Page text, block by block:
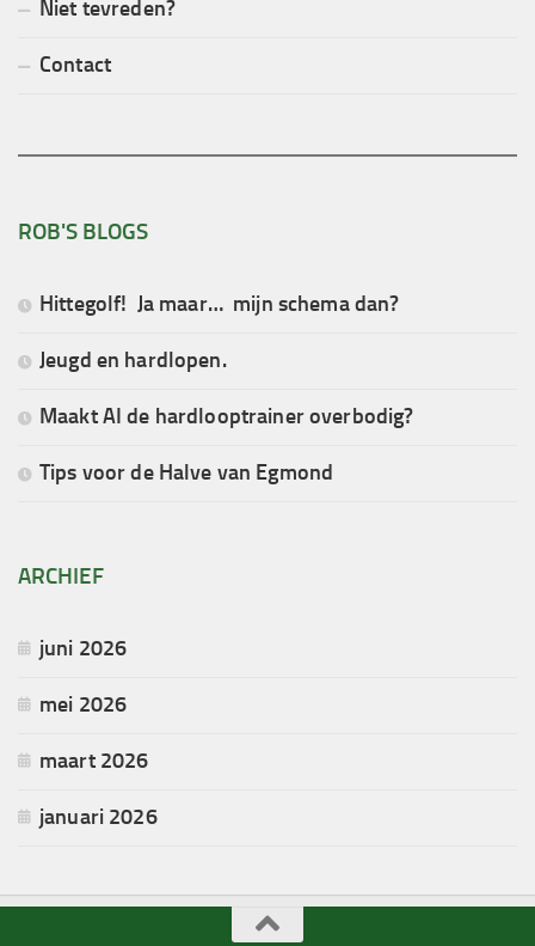
Niet tevreden?
Contact
ROB'S BLOGS
Hittegolf! Ja maar… mijn schema dan?
Jeugd en hardlopen.
Maakt AI de hardlooptrainer overbodig?
Tips voor de Halve van Egmond
ARCHIEF
juni 2026
mei 2026
maart 2026
januari 2026